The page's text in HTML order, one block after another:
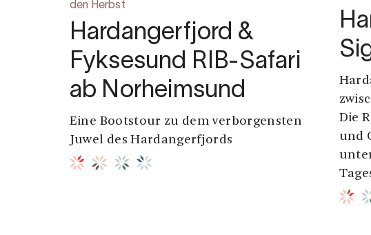
den Herbst
Hardangerfjord &
Fyksesund RIB-Safari
ab Norheimsund
Eine Bootstour zu dem verborgensten
Juwel des Hardangerfjords
Die
und